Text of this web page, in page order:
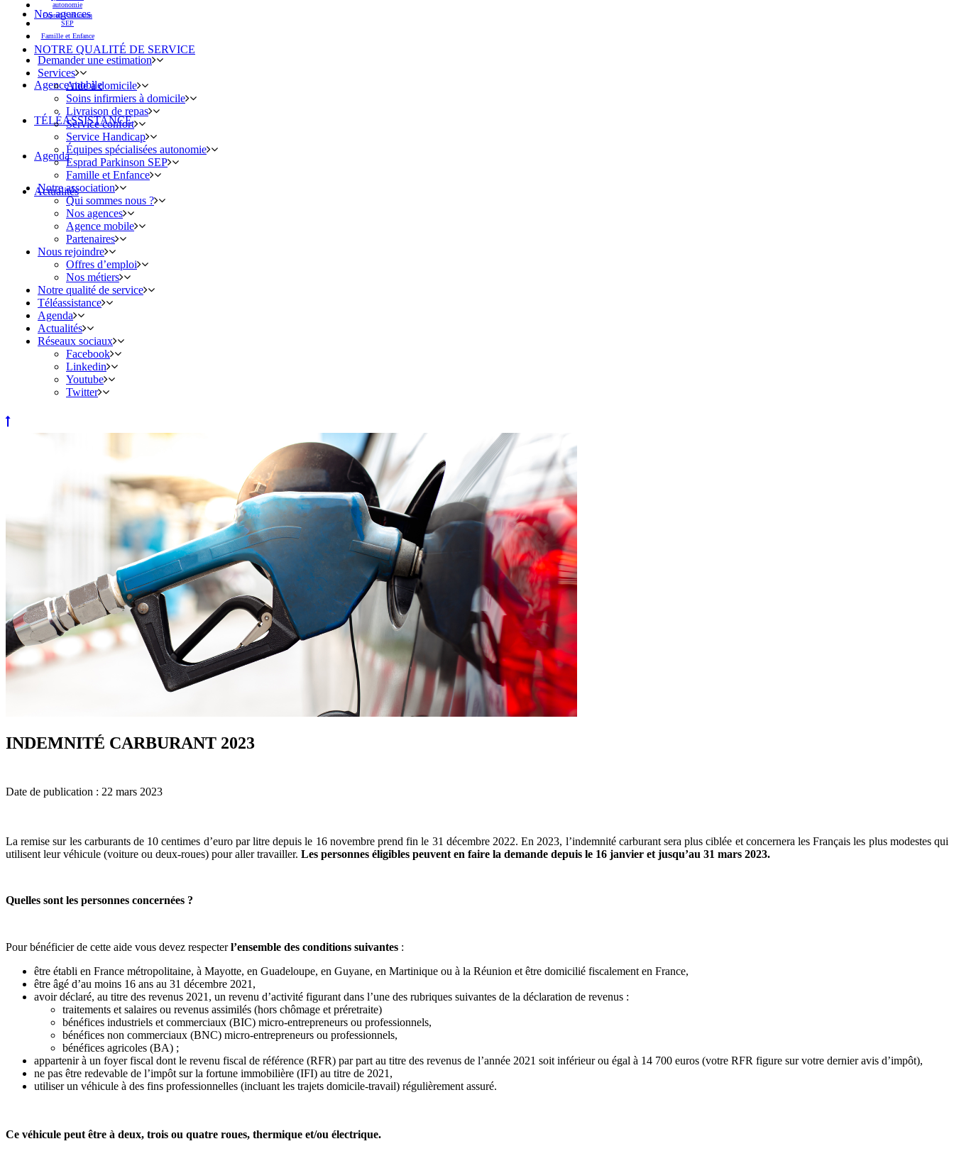
Nos agences
NOTRE QUALITÉ DE SERVICE
Agence mobile
TÉLÉASSISTANCE
Agenda
Actualités
autonomie
Esprad Parkinson
SEP
Famille et Enfance
Demander une estimation
Services
Aide à domicile
Soins infirmiers à domicile
Livraison de repas
Service confort
Service Handicap
Équipes spécialisées autonomie
Esprad Parkinson SEP
Famille et Enfance
Notre association
Qui sommes nous ?
Nos agences
Agence mobile
Partenaires
Nous rejoindre
Offres d’emploi
Nos métiers
Notre qualité de service
Téléassistance
Agenda
Actualités
Réseaux sociaux
Facebook
Linkedin
Youtube
Twitter
INDEMNITÉ CARBURANT 2023
Date de publication : 22 mars 2023
La remise sur les carburants de 10 centimes d’euro par litre depuis le 16 novembre prend fin le 31 décembre 2022. En 2023, l’indemnité carburant sera plus ciblée et concernera les Français les plus modestes qui
utilisent leur véhicule (voiture ou deux-roues) pour aller travailler. Les personnes éligibles peuvent en faire la demande depuis le 16 janvier et jusqu’au 31 mars 2023.
Quelles sont les personnes concernées ?
Pour bénéficier de cette aide vous devez respecterl’ensemble des conditions suivantes :
être établi en France métropolitaine, à Mayotte, en Guadeloupe, en Guyane, en Martinique ou à la Réunion et être domicilié fiscalement en France,
être âgé d’au moins 16 ans au 31 décembre 2021,
avoir déclaré, au titre des revenus 2021, un revenu d’activité figurant dans l’une des rubriques suivantes de la déclaration de revenus :
traitements et salaires ou revenus assimilés (hors chômage et préretraite)
bénéfices industriels et commerciaux (BIC) micro-entrepreneurs ou professionnels,
bénéfices non commerciaux (BNC) micro-entrepreneurs ou professionnels,
bénéfices agricoles (BA) ;
appartenir à un foyer fiscal dont le revenu fiscal de référence (RFR) par part au titre des revenus de l’année 2021 soit inférieur ou égal à 14 700 euros (votre RFR figure sur votre dernier avis d’impôt),
ne pas être redevable de l’impôt sur la fortune immobilière (IFI) au titre de 2021,
utiliser un véhicule à des fins professionnelles (incluant les trajets domicile-travail) régulièrement assuré.
Ce véhicule peut être à deux, trois ou quatre roues, thermique et/ou électrique.